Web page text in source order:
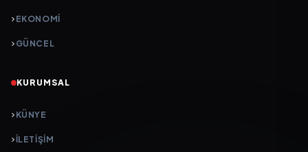
EKONOMİ
GÜNCEL
KURUMSAL
KÜNYE
İLETIŞIM